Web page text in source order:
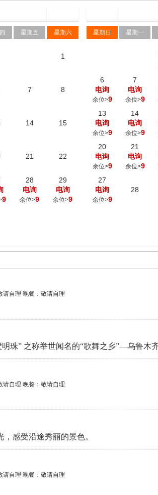
星期五 星期六
1
7 8
14 15
21 22
9
28
电询
余位>9
29
电询
余位>9
星期日 星期一
6
电询
余位>9
7
电询
余位>9
13
电询
余位>9
14
电询
余位>9
20
电询
余位>9
21
电询
余位>9
27
电询
余位>9
28
请自理 晚餐：敬请自理
珠” 之称举世闻名的“歌舞之乡”—乌鲁木
请自理 晚餐：敬请自理
感受沿途秀丽的景色。
请自理 晚餐：敬请自理